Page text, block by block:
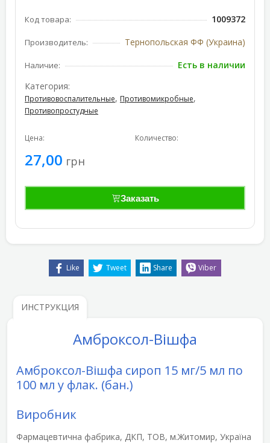
Код товара: 1009372
Производитель: Тернопольская ФФ (Украина)
Наличие:
Есть в наличии
Категория:
Противовоспалительные, Противомикробные,
Противопростудные
Цена:
27,00 грн
Количество:
Заказать
Like Tweet Share Viber
ИНСТРУКЦИЯ
Амброксол-Вішфа
Амброксол-Вішфа сироп 15 мг/5 мл по
100 мл у флак. (бан.)
Виробник
Фармацевтична фабрика, ДКП, ТОВ, м.Житомир, Україна